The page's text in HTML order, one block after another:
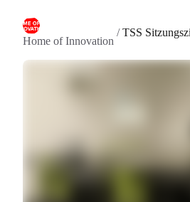
Home of Innovation
/TSS